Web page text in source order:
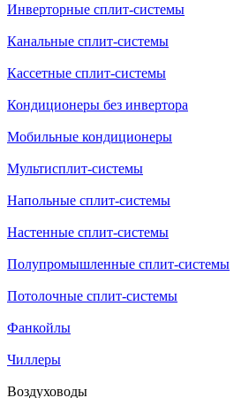
Инверторные сплит-системы
Канальные сплит-системы
Кассетные сплит-системы
Кондиционеры без инвертора
Мобильные кондиционеры
Мультисплит-системы
Напольные сплит-системы
Настенные сплит-системы
Полупромышленные сплит-системы
Потолочные сплит-системы
Фанкойлы
Чиллеры
Воздуховоды